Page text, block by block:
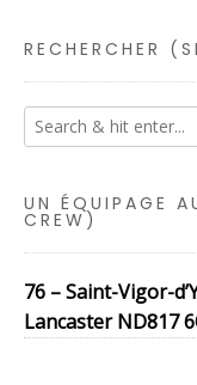
RECHERCHER
UN ÉQUIPAGE
CREW)
76 – Saint-Vigor-
Lancaster ND817